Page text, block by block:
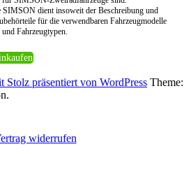
dient insoweit der Beschreibung und
für die verwendbaren Fahrzeugmodelle
und Fahrzeugtypen.
Stolz präsentiert von WordPress Theme:
widerrufen